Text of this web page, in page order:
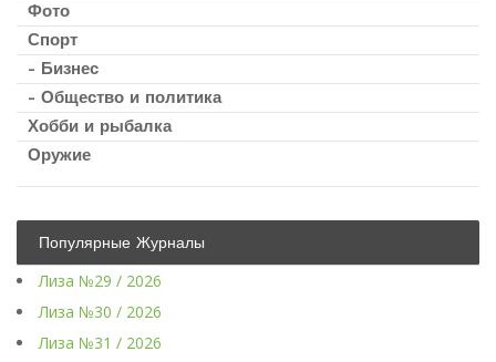
Фото
Спорт
- Бизнес
- Общество и политика
Хобби и рыбалка
Оружие
Популярные Журналы
Лиза №29 / 2026
Лиза №30 / 2026
Лиза №31 / 2026